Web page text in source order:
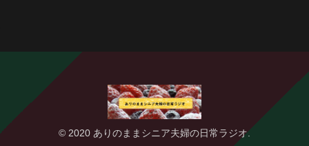
© 2020 ありのままシニア夫婦の日常ラジオ.